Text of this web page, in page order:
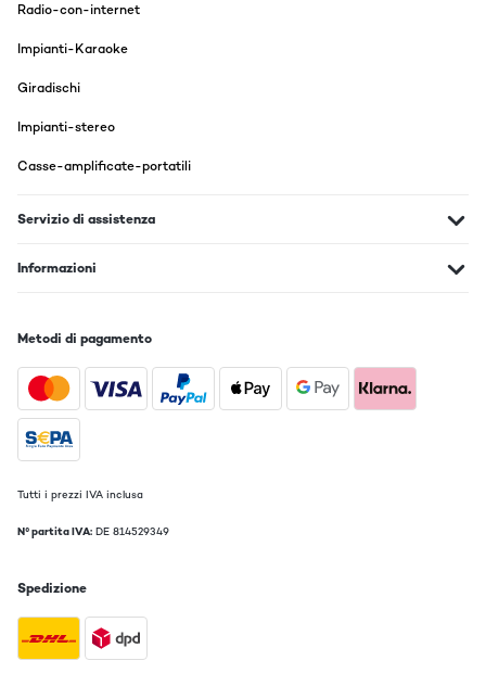
Radio-con-internet
Impianti-Karaoke
Giradischi
Impianti-stereo
Casse-amplificate-portatili
Servizio di assistenza
Informazioni
Metodi di pagamento
Tutti i prezzi IVA inclusa
N° partita IVA: DE 814529349
Spedizione